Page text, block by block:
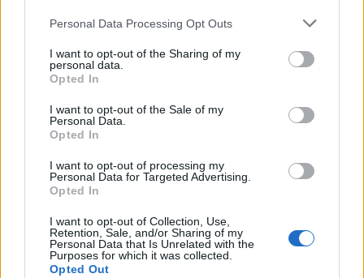
Please note that this website/app uses one or more Google
not limited to your visit or usage behaviour. You may click to
grant or deny consent to Google and its third-party tags to
use your data for below specified purposes in below Google
consent section.
Personal Data Processing Opt Outs
I want to opt-out of the Sharing of my
personal data.
Opted In
I want to opt-out of the Sale of my
Personal Data.
Opted In
I want to opt-out of processing my
Personal Data for Targeted Advertising.
Opted In
I want to opt-out of Collection, Use,
Retention, Sale, and/or Sharing of my
Personal Data that Is Unrelated with the
Purposes for which it was collected.
Opted Out
Kéthónapos a Tisza-kormány: íme a mérleg!